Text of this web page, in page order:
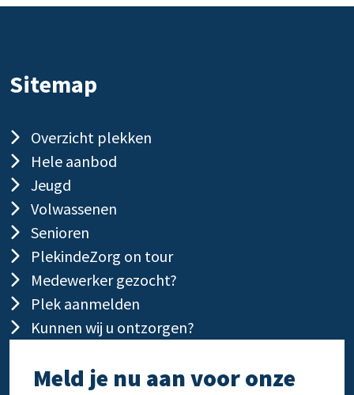
Sitemap
Overzicht plekken
Hele aanbod
Jeugd
Volwassenen
Senioren
PlekindeZorg on tour
Medewerker gezocht?
Plek aanmelden
Kunnen wij u ontzorgen?
Meld je nu aan voor onze